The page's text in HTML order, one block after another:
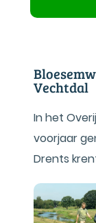
Vechtdal
In het
voorjaar
Drents